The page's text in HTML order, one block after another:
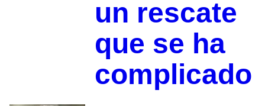
un rescate
que se ha
complicado